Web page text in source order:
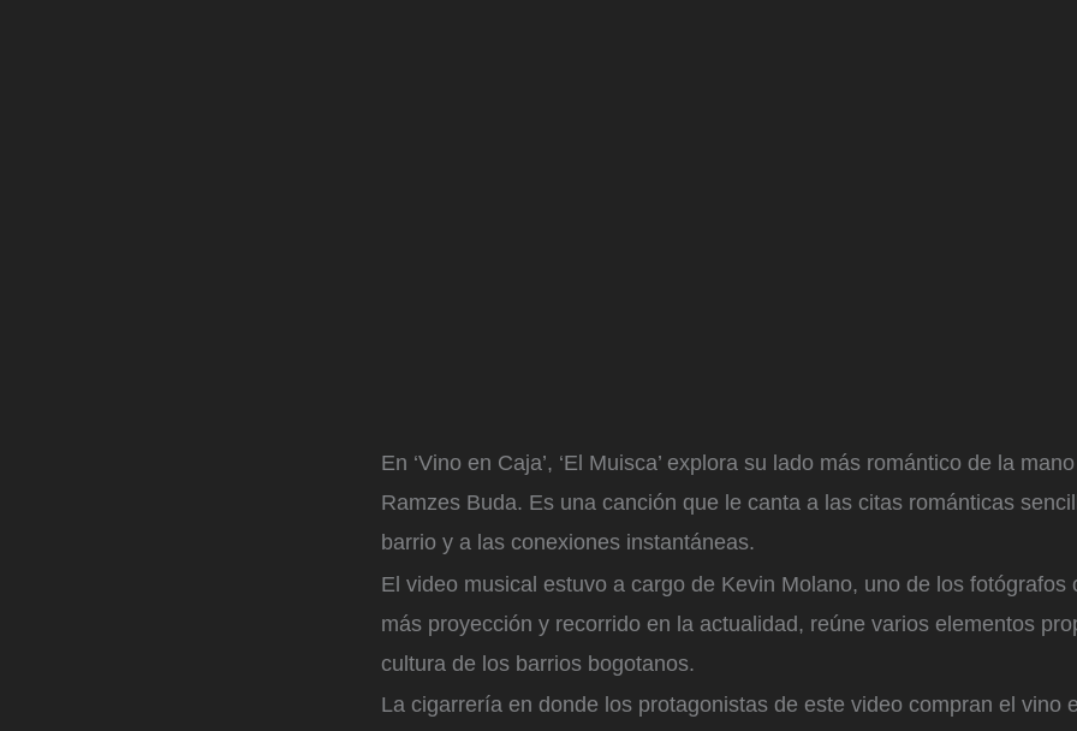
En ‘Vino en Caja’, ‘El Muisca’ explora su lado más romántico de la
Ramzes Buda. Es una canción que le canta a las citas románticas
barrio y a las conexiones instantáneas.
El video musical estuvo a cargo de Kevin Molano, uno de los fotógrafos
más proyección y recorrido en la actualidad, reúne varios elementos
cultura de los barrios bogotanos.
La cigarrería en donde los protagonistas de este video compran el vino